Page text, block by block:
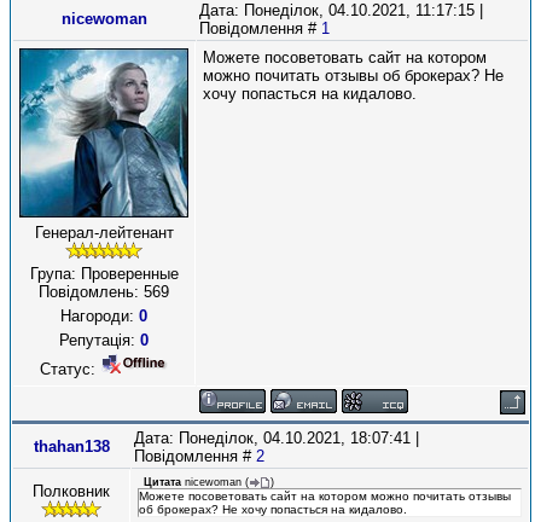
nicewoman
Дата: Понеділок, 04.10.2021, 11:17:15 |
Повідомлення # 1
Генерал-лейтенант
Група: Проверенные
Повідомлень: 569
Нагороди: 0
Репутація: 0
Статус:
Можете посоветовать сайт на котором
можно почитать отзывы об брокерах? Не
хочу попасться на кидалово.
thahan138
Дата: Понеділок, 04.10.2021, 18:07:41 |
Повідомлення # 2
Полковник
Цитата nicewoman ( )
Можете посоветовать сайт на котором можно почитать отзывы
об брокерах? Не хочу попасться на кидалово.